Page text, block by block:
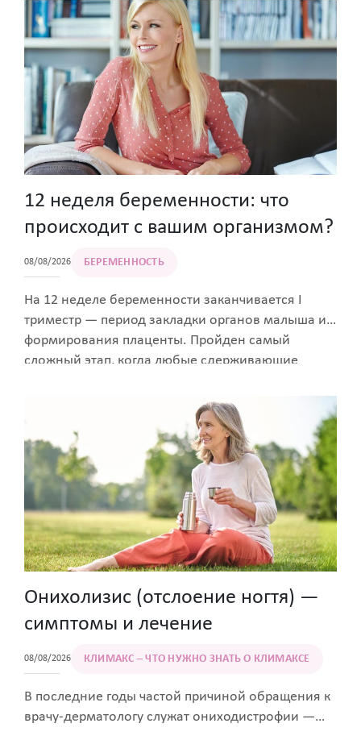
большинство из которых долгое время
протекают бессимптомно. Преимущественный
способ инфицирования — половой акт.
Специалисты образовательного портала Women
First подготовили рекомендации, что делать
после незащищенного секса, чтобы снизить
вероятные риски для здоровья.
12 неделя беременности: что
происходит с вашим организмом?
08/08/2026 БЕРЕМЕННОСТЬ
На 12 неделе беременности заканчивается I
триместр — период закладки органов малыша и
формирования плаценты. Пройден самый
сложный этап, когда любые сдерживающие
привести к нарушениям развития или
прерыванию беременности. После двенадцатой
недели ребенок будет усиленно расти, его ткани
и органы будут созревать и готовиться к
рождению. Рассказывает, как малышка подойдет
к концу третьего месяца беременности и что в
это время происходит с женщиной.
Онихолизис (отслоение ногтя) —
симптомы и лечение
08/08/2026 КЛИМАКС – ЧТО НУЖНО ЗНАТЬ О КЛИМАКСЕ
В последние годы частой причиной обращения к
врачу-дерматологу служат ониходистрофии —